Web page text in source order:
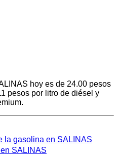
hoy es de 24.00 pesos
pesos por litro de diésel y
la gasolina en SALINAS
SALINAS